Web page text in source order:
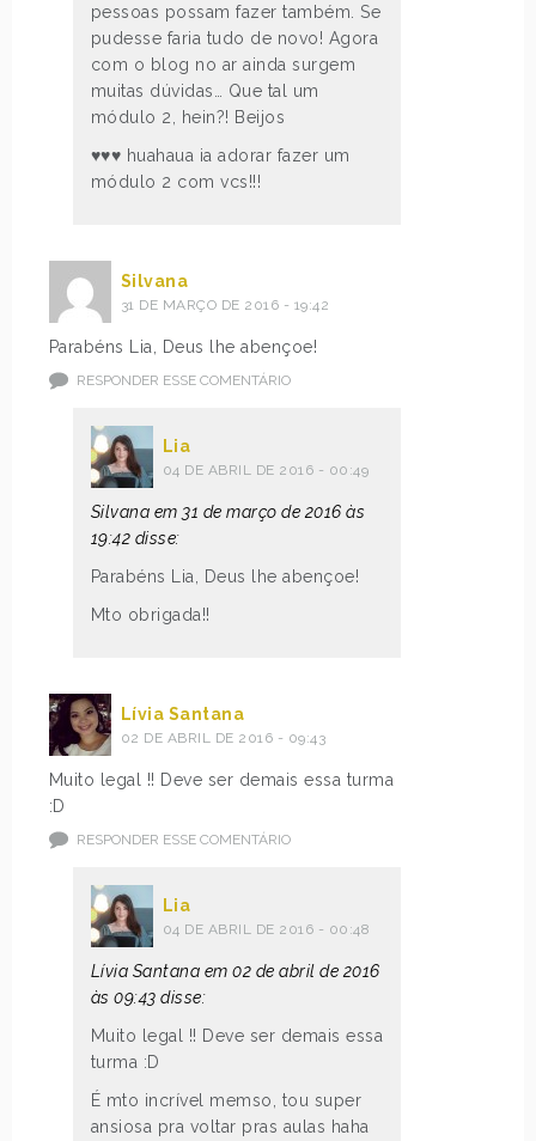
pessoas possam fazer também. Se
pudesse faria tudo de novo! Agora
com o blog no ar ainda surgem
muitas dúvidas… Que tal um
módulo 2, hein?! Beijos
♥♥♥ huahaua ia adorar fazer um
módulo 2 com vcs!!!
Silvana
31 DE MARÇO DE 2016 - 19:42
Parabéns Lia, Deus lhe abençoe!
RESPONDER ESSE COMENTÁRIO
Lia
04 DE ABRIL DE 2016 - 00:49
Silvana em 31 de março de 2016 às
19:42 disse:
Parabéns Lia, Deus lhe abençoe!
Mto obrigada!!
Lívia Santana
02 DE ABRIL DE 2016 - 09:43
Muito legal !! Deve ser demais essa turma
:D
RESPONDER ESSE COMENTÁRIO
Lia
04 DE ABRIL DE 2016 - 00:48
Lívia Santana em 02 de abril de 2016
às 09:43 disse:
Muito legal !! Deve ser demais essa
turma :D
É mto incrível memso, tou super
ansiosa pra voltar pras aulas haha